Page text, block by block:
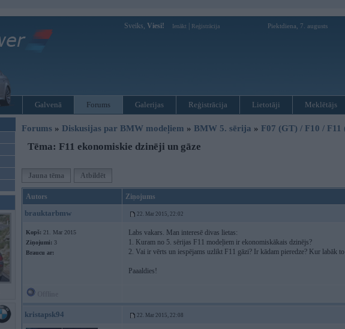
Sveiks, Viesi! Ienākt Reģistrācija Piektdiena, 7. augusts
Galvenā Forums Galerijas Reģistrācija Lietotāji Meklētājs
Forums » Diskusijas par BMW modeļiem » BMW 5. sērija » F07 (GT) / F10 / F11
Tēma: F11 ekonomiskie dzinēji un gāze
Jauna tēma Atbildēt
Autors Ziņojums
brauktarbmw 22. Mar 2015, 22:02
Kopš: 21. Mar 2015
Ziņojumi: 3
Braucu ar:
Labs vakars. Man interesē divas lietas:
1. Kuram no 5. sērijas F11 modeļiem ir ekonomiskākais dzinējs?
2. Vai ir vērts un iespējams uzlikt F11 gāzi? Ir kādam pieredze? Kur labāk
Paaaldies!
kristapsk94 22. Mar 2015, 22:08